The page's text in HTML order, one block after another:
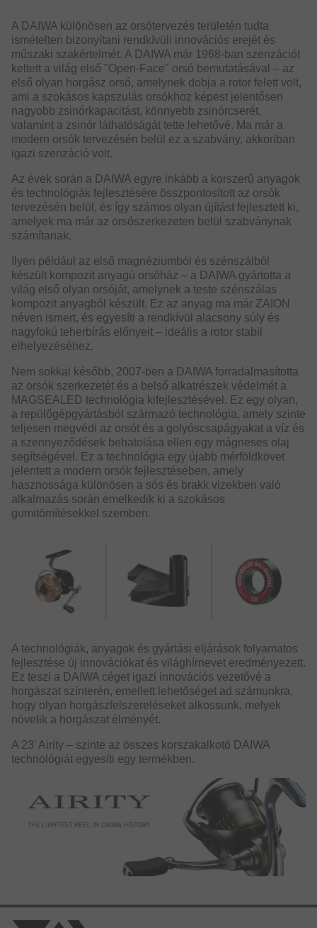
A DAIWA különösen az orsótervezés területén tudta
ismételten bizonyítani rendkívüli innovációs erejét és
műszaki szakértelmét. A DAIWA már 1968-ban szenzációt
keltett a világ első "Open-Face" orsó bemutatásával – az
első olyan horgász orsó, amelynek dobja a rotor felett volt,
ami a szokásos kapszulás orsókhoz képest jelentősen
nagyobb zsinórkapacitást, könnyebb zsinórcserét,
valamint a zsinór láthatóságát tette lehetővé. Ma már a
modern orsók tervezésén belül ez a szabvány, akkoriban
igazi szenzáció volt.
Az évek során a DAIWA egyre inkább a korszerű anyagok
és technológiák fejlesztésére összpontosított az orsók
tervezésén belül, és így számos olyan újítást fejlesztett ki,
amelyek ma már az orsószerkezeten belül szabványnak
számítanak.
Ilyen például az első magnéziumból és szénszálból
készült kompozit anyagú orsóház – a DAIWA gyártotta a
világ első olyan orsóját, amelynek a teste szénszálas
kompozit anyagból készült. Ez az anyag ma már ZAION
néven ismert, és egyesíti a rendkívül alacsony súly és
nagyfokú teherbírás előnyeit – ideális a rotor stabil
elhelyezéséhez.
Nem sokkal később, 2007-ben a DAIWA forradalmasította
az orsók szerkezetét és a belső alkatrészek védelmét a
MAGSEALED technológia kifejlesztésével. Ez egy olyan,
a repülőgépgyártásból származó technológia, amely szinte
teljesen megvédi az orsót és a golyóscsapágyakat a víz és
a szennyeződések behatolása ellen egy mágneses olaj
segítségével. Ez a technológia egy újabb mérföldkövet
jelentett a modern orsók fejlesztésében, amely
hasznossága különösen a sós és brakk vizekben való
alkalmazás során emelkedik ki a szokásos
gumitömítésekkel szemben.
A technológiák, anyagok és gyártási eljárások folyamatos
fejlesztése új innovációkat és világhírnevet eredményezett.
Ez teszi a DAIWA céget igazi innovációs vezetővé a
horgászat színterén, emellett lehetőséget ad számunkra,
hogy olyan horgászfelszereléseket alkossunk, melyek
növelik a horgászat élményét.
A 23' Airity – szinte az összes korszakalkotó DAIWA
technológiát egyesíti egy termékben.